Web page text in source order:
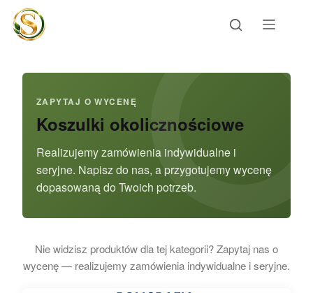
Przejdź
treści
ZAPYTAJ O WYCENĘ
Koszulki okolicznościowe
Realizujemy zamówienia indywidualne i
seryjne. Napisz do nas, a przygotujemy wycenę
dopasowaną do Twoich potrzeb.
Nie widzisz produktów dla tej kategorii? Zapytaj nas o
wycenę — realizujemy zamówienia indywidualne i seryjne.